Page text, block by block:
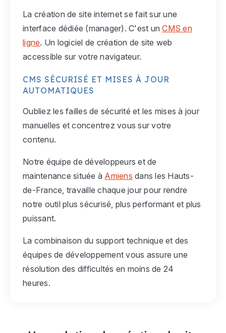
La création de site internet se fait sur une
interface dédiée (manager). C'est unCMS en
ligne. Un logiciel de création de site web
accessible sur votre navigateur.
CMS SÉCURISÉ ET MISES À JOUR
AUTOMATIQUES
Oubliez les failles de sécurité et les mises à jour
manuelles et concentrez vous sur votre
contenu.
Notre équipe de développeurs et de
maintenance située à Amiens dans les Hauts-
de-France, travaille chaque jour pour rendre
notre outil plus sécurisé, plus performant et plus
puissant.
La combinaison du support technique et des
équipes de développement vous assure une
résolution des difficultés en moins de 24
heures.